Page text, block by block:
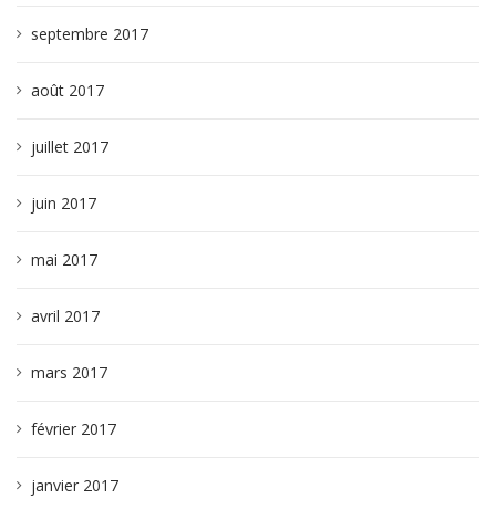
septembre 2017
août 2017
juillet 2017
juin 2017
mai 2017
avril 2017
mars 2017
février 2017
janvier 2017